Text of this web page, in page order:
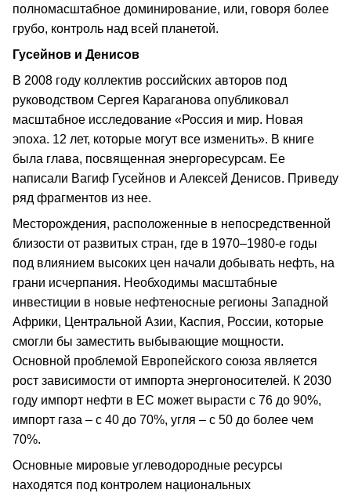
полномасштабное доминирование, или, говоря более
грубо, контроль над всей планетой.
Гусейнов и Денисов
В 2008 году коллектив российских авторов под
руководством Сергея Караганова опубликовал
масштабное исследование «Россия и мир. Новая
эпоха. 12 лет, которые могут все изменить». В книге
была глава, посвященная энергоресурсам. Ее
написали Вагиф Гусейнов и Алексей Денисов. Приведу
ряд фрагментов из нее.
Месторождения, расположенные в непосредственной
близости от развитых стран, где в 1970–1980-е годы
под влиянием высоких цен начали добывать нефть, на
грани исчерпания. Необходимы масштабные
инвестиции в новые нефтеносные регионы Западной
Африки, Центральной Азии, Каспия, России, которые
смогли бы заместить выбывающие мощности.
Основной проблемой Европейского союза является
рост зависимости от импорта энергоносителей. К 2030
году импорт нефти в ЕС может вырасти с 76 до 90%,
импорт газа – с 40 до 70%, угля – с 50 до более чем
70%.
Основные мировые углеводородные ресурсы
находятся под контролем национальных